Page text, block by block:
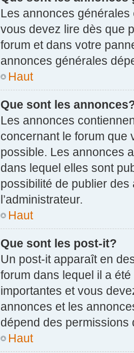
Les annonces
vous devez lire dès que
forum et dans votre
annonces générales
Haut
Que sont les
Les annonces
concernant le forum que
possible. Les annonces
dans lequel elles sont
possibilité de publier
l’administrateur.
Haut
Que sont les post-it?
Un post-it apparaît en
forum dans lequel il a
importantes et vous
annonces et les
dépend des permissions
Haut